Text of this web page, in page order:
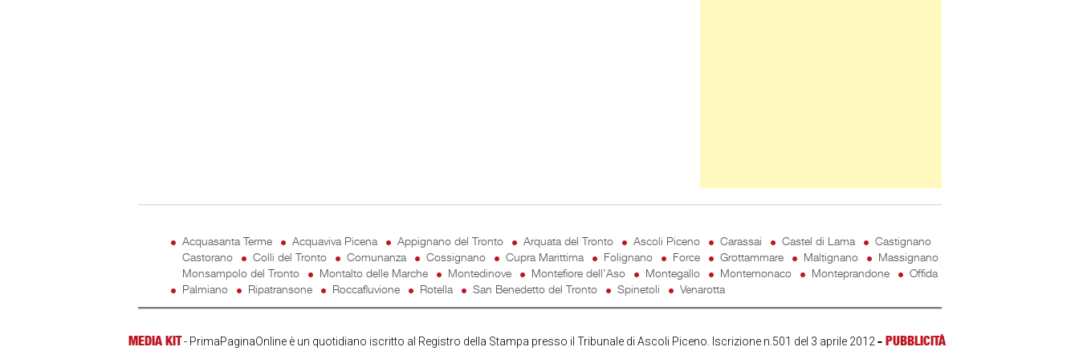
Acquasanta Terme Acquaviva Picena Appignano del Tronto Arquata del Tronto Ascoli Piceno Carassai Castel di Lama
Castignano
Castorano
Colli del Tronto Comunanza Cossignano Cupra Marittima Folignano Force Grottammare Maltignano
Massignano
Monsampolo del Tronto
Montalto delle Marche Montedinove Montefiore dell'Aso Montegallo Montemonaco Monteprandone
Offida
Palmiano
Ripatransone Roccafluvione Rotella San Benedetto del Tronto Spinetoli Venarotta
MEDIA KIT- PrimaPaginaOnline è un quotidiano iscritto al Registro della Stampa presso il Tribunale di Ascoli Piceno. Iscrizione n.501 del 3 aprile 2012- PUBBLICITÀ